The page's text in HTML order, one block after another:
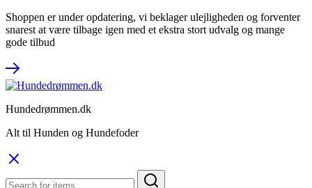
Shoppen er under opdatering, vi beklager ulejligheden og forventer
snarest at være tilbage igen med et ekstra stort udvalg og mange
gode tilbud
Hundedrømmen.dk
Alt til Hunden og Hundefoder